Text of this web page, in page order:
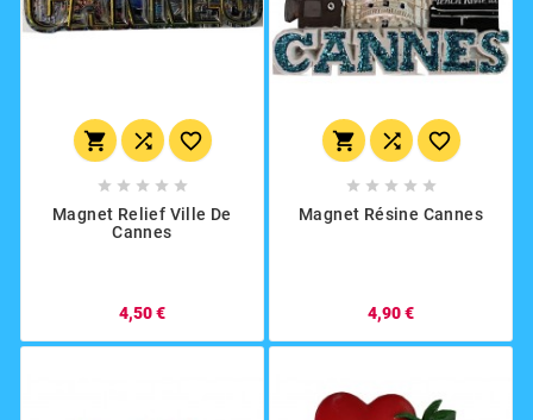
  
    
Magnet Relief Ville De
Cannes
4,50 €
  
    
Magnet Résine Cannes
4,90 €